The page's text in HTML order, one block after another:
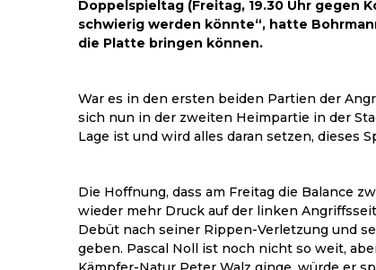
Doppelspieltag (Freitag, 19.30 Uhr gegen
schwierig werden könnte“, hatte
die Platte bringen können.
War es in den ersten beiden Partien der
sich nun in der zweiten Heimpartie in der
Lage ist und wird alles daran setzen, dieses
Die Hoffnung, dass am Freitag die Balance
wieder mehr Druck auf der linken
Debüt nach seiner Rippen-Verletzung und
geben. Pascal Noll ist noch nicht so weit,